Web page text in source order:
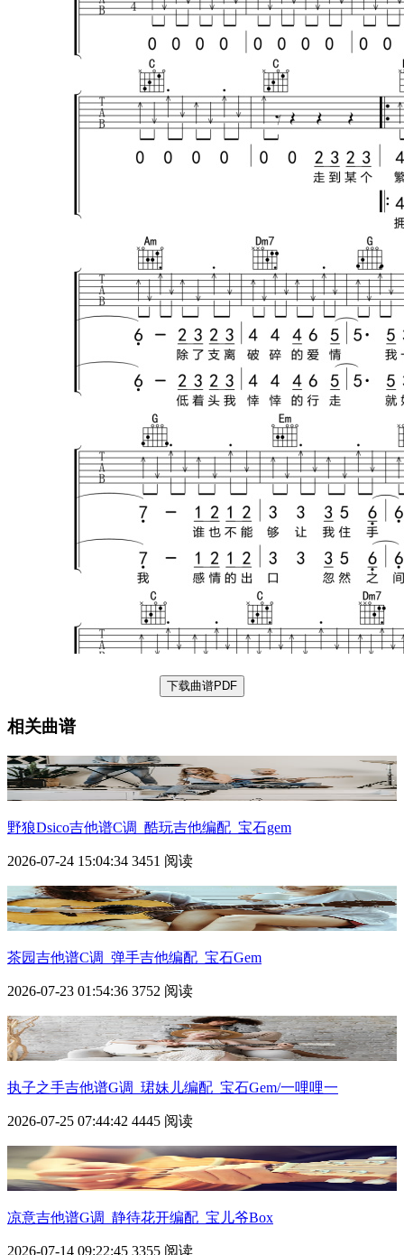
下载曲谱PDF
相关曲谱
野狼Dsico吉他谱C调_酷玩吉他编配_宝石gem
2026-07-24 15:04:34 3451 阅读
茶园吉他谱C调_弹手吉他编配_宝石Gem
2026-07-23 01:54:36 3752 阅读
执子之手吉他谱G调_珺妹儿编配_宝石Gem/一哩哩一
2026-07-25 07:44:42 4445 阅读
凉意吉他谱G调_静待花开编配_宝儿爷Box
2026-07-14 09:22:45 3355 阅读